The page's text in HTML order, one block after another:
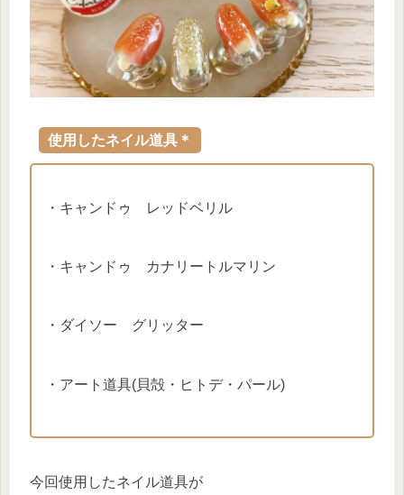
使用したネイル道具＊
・キャンドゥ レッドベリル
・キャンドゥ カナリートルマリン
・ダイソー グリッター
・アート道具(貝殻・ヒトデ・パール)
今回使用したネイル道具が